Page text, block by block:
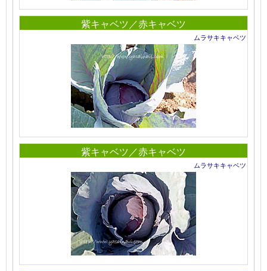
紫キャベツ／赤キャベツ
ムラサキキャベツ
紫キャベツ／赤キャベツ
ムラサキキャベツ